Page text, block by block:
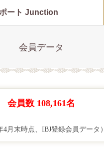
ート Junction
会員データ
会員数 108,161名
4月末時点、IBJ登録会員データ）